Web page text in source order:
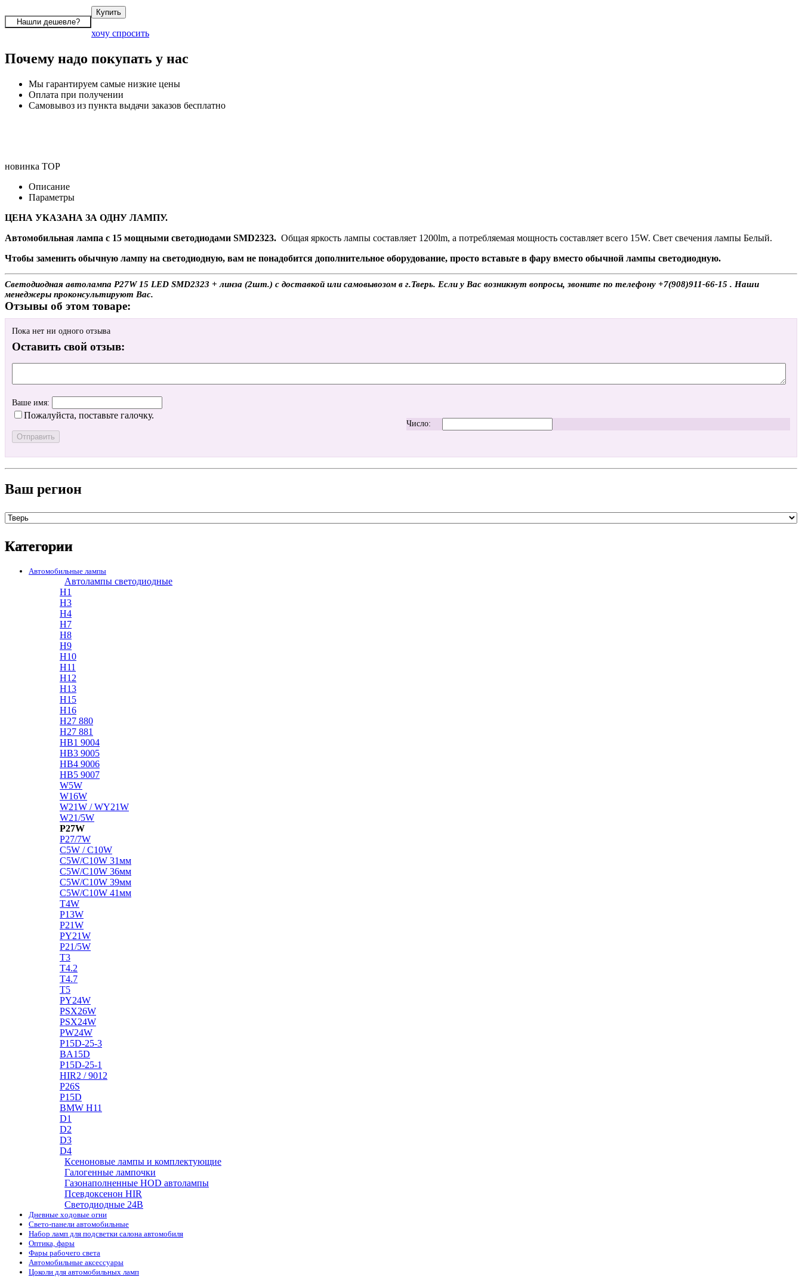
хочу спросить
Почему надо покупать у нас
Мы гарантируем самые низкие цены
Оплата при получении
Самовывоз из пункта выдачи заказов бесплатно
новинка TOP
Описание
Параметры
ЦЕНА УКАЗАНА ЗА ОДНУ ЛАМПУ.
Автомобильная лампа с 15 мощными светодиодами SMD2323. Общая яркость лампы составляет 1200lm, а потребляемая мощность составляет всего 15W. Свет свечения лампы Белый.
Чтобы заменить обычную лампу на светодиодную, вам не понадобится дополнительное оборудование, просто вставьте в фару вместо обычной лампы светодиодную.
Светодиодная автолампа P27W 15 LED SMD2323 + линза (2шт.) с доставкой или самовывозом в г.Тверь. Если у Вас возникнут вопросы, звоните по телефону +7(908)911-66-15 . Наши
менеджеры проконсультируют Вас.
Отзывы об этом товаре:
Пока нет ни одного отзыва
Оставить свой отзыв:
Ваше имя:
Пожалуйста, поставьте галочку.
Число:
Ваш регион
Категории
Автомобильные лампы
Автолампы светодиодные
H1
H3
H4
H7
H8
H9
H10
H11
H12
H13
H15
H16
H27 880
H27 881
HB1 9004
HB3 9005
HB4 9006
HB5 9007
W5W
W16W
W21W / WY21W
W21/5W
P27W
P27/7W
C5W / C10W
C5W/C10W 31мм
C5W/C10W 36мм
C5W/C10W 39мм
C5W/C10W 41мм
T4W
P13W
P21W
PY21W
P21/5W
T3
T4.2
T4.7
T5
PY24W
PSX26W
PSX24W
PW24W
P15D-25-3
BA15D
P15D-25-1
HIR2 / 9012
P26S
P15D
BMW H11
D1
D2
D3
D4
Ксеноновые лампы и комплектующие
Галогенные лампочки
Газонаполненные HOD автолампы
Псевдоксенон HIR
Cветодиодные 24B
Дневные ходовые огни
Свето-панели автомобильные
Набор ламп для подсветки салона автомобиля
Оптика, фары
Фары рабочего света
Автомобильные аксессуары
Цоколи для автомобильных ламп